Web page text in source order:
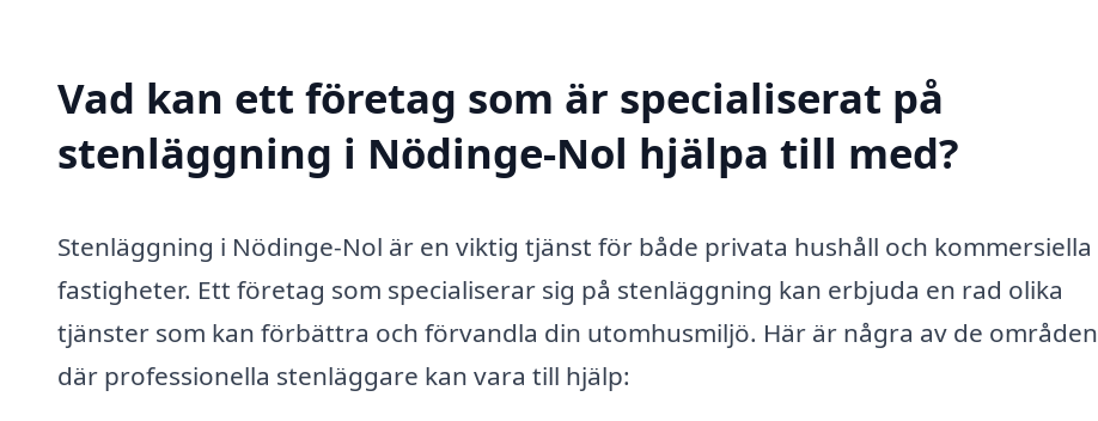
Vad kan ett företag som är specialiserat på
stenläggning i Nödinge-Nol hjälpa till med?
Stenläggning i Nödinge-Nol är en viktig tjänst för både privata hushåll och kommersiella
fastigheter. Ett företag som specialiserar sig på stenläggning kan erbjuda en rad olika
tjänster som kan förbättra och förvandla din utomhusmiljö. Här är några av de områden
där professionella stenläggare kan vara till hjälp: